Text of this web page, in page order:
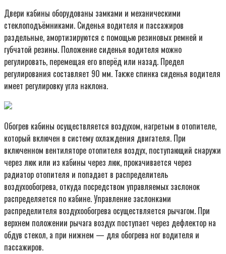
Двери кабины оборудованы замками и механическими
стеклоподъёмниками. Сиденья водителя и пассажиров
раздельные, амортизируются с помощью резиновых ремней и
губчатой резины. Положение сиденья водителя можно
регулировать, перемещая его вперёд или назад. Предел
регулирования составляет 90 мм. Также спинка сиденья водителя
имеет регулировку угла наклона.
Обогрев кабины осуществляется воздухом, нагретым в отопителе,
который включен в систему охлаждения двигателя. При
включенном вентиляторе отопителя воздух, поступающий снаружи
через люк или из кабины через люк, прокачивается через
радиатор отопителя и попадает в распределитель
воздухообогрева, откуда посредством управляемых заслонок
распределяется по кабине. Управление заслонками
распределителя воздухообогрева осуществляется рычагом. При
верхнем положении рычага воздух поступает через дефлектор на
обдув стекол, а при нижнем — для обогрева ног водителя и
пассажиров.